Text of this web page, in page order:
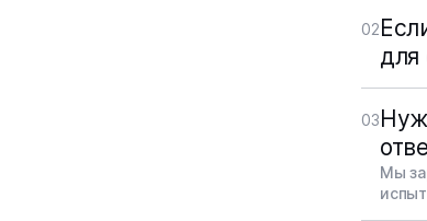
02
для
03
Мы